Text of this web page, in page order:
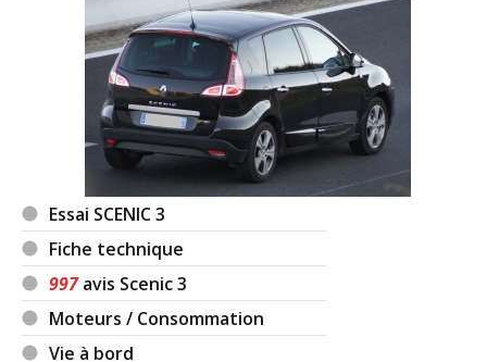
Essai SCENIC 3
Fiche technique
997avis Scenic 3
Moteurs / Consommation
Vie à bord